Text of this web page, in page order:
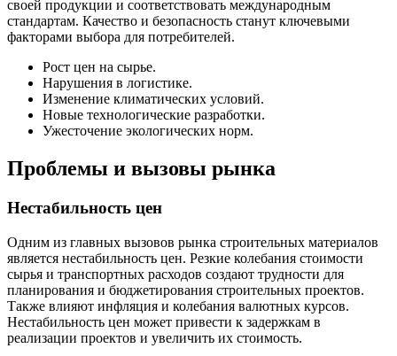
своей продукции и соответствовать международным
стандартам. Качество и безопасность станут ключевыми
факторами выбора для потребителей.
Рост цен на сырье.
Нарушения в логистике.
Изменение климатических условий.
Новые технологические разработки.
Ужесточение экологических норм.
Проблемы и вызовы рынка
Нестабильность цен
Одним из главных вызовов рынка строительных материалов
является нестабильность цен. Резкие колебания стоимости
сырья и транспортных расходов создают трудности для
планирования и бюджетирования строительных проектов.
Также влияют инфляция и колебания валютных курсов.
Нестабильность цен может привести к задержкам в
реализации проектов и увеличить их стоимость.